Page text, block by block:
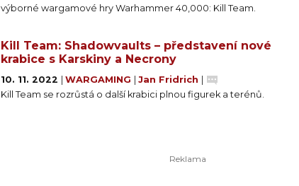
výborné wargamové hry Warhammer 40,000: Kill Team.
Kill Team: Shadowvaults – představení nové
krabice s Karskiny a Necrony
10. 11. 2022 WARGAMING Jan Fridrich
Kill Team se rozrůstá o další krabici plnou figurek a terénů.